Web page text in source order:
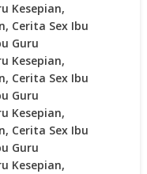
Kesepian,
Cerita Sex Ibu
Guru
Kesepian,
Cerita Sex Ibu
Guru
Kesepian,
Cerita Sex Ibu
Guru
Kesepian,